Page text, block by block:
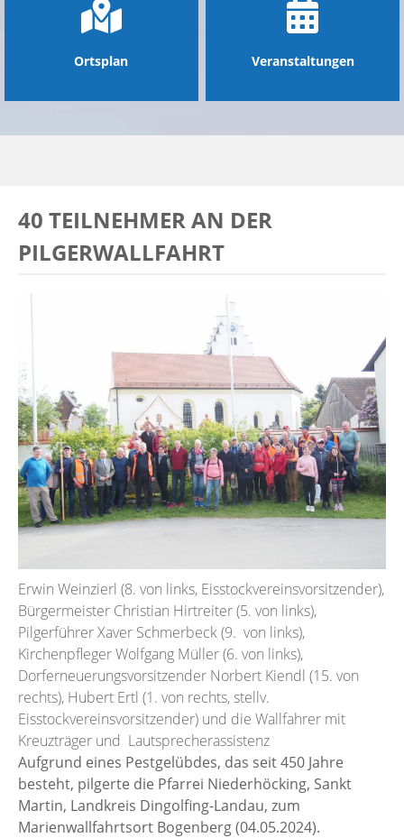
Ortsplan Veranstaltungen
40 TEILNEHMER AN DER
PILGERWALLFAHRT
Erwin Weinzierl (8. von links, Eisstockvereinsvorsitzender),
Bürgermeister Christian Hirtreiter (5. von links),
Pilgerführer Xaver Schmerbeck (9. von links),
Kirchenpfleger Wolfgang Müller (6. von links),
Dorferneuerungsvorsitzender Norbert Kiendl (15. von
rechts), Hubert Ertl (1. von rechts, stellv.
Eisstockvereinsvorsitzender) und die Wallfahrer mit
Kreuzträger und Lautsprecherassistenz
Aufgrund eines Pestgelübdes, das seit 450 Jahre
besteht, pilgerte die Pfarrei Niederhöcking, Sankt
Martin, Landkreis Dingolfing-Landau, zum
Marienwallfahrtsort Bogenberg (04.05.2024).